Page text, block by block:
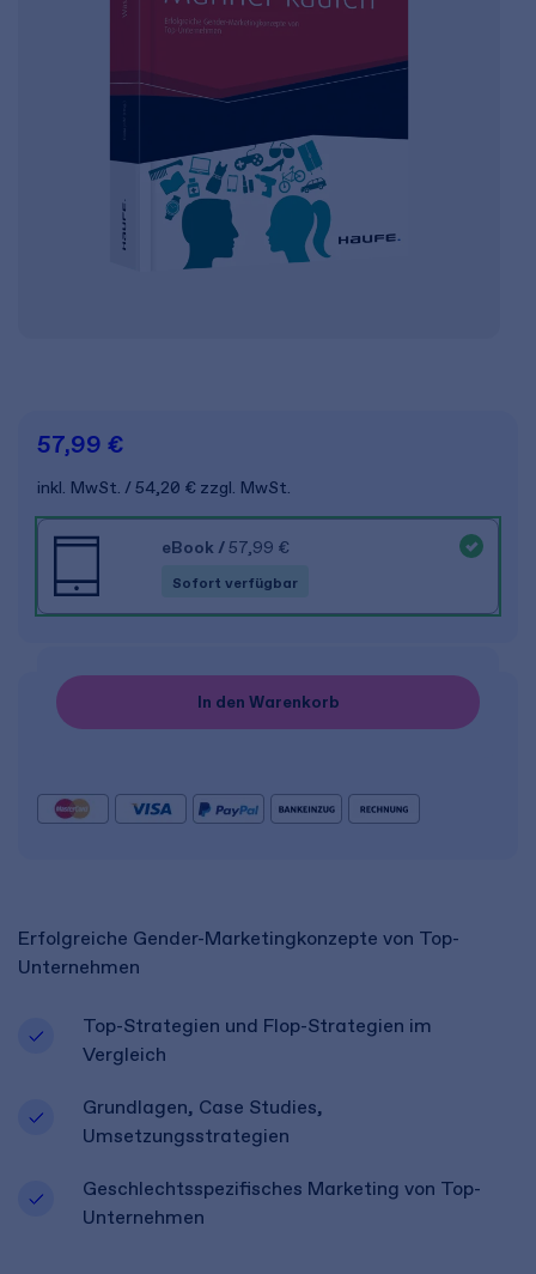
Erfolgreiche Gender-Marketingkonzepte von Top-
Unternehmen
Top-Strategien und Flop-Strategien im
Vergleich
Grundlagen, Case Studies,
Umsetzungsstrategien
Geschlechtsspezifisches Marketing von Top-
Unternehmen
57,99 €
inkl. MwSt. 54,20 € zzgl. MwSt.
eBook / 57,99 €
Sofort verfügbar
In den Warenkorb